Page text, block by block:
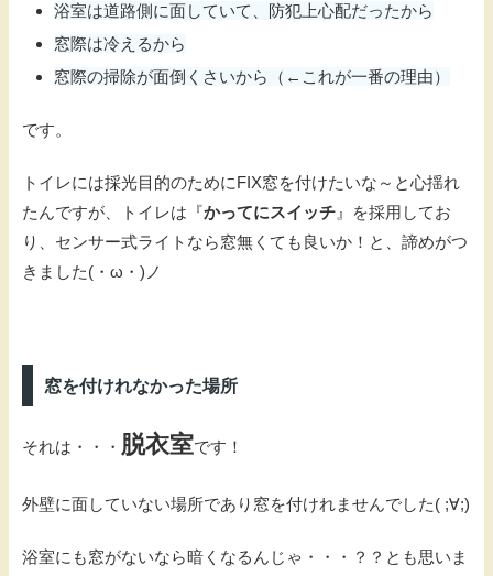
浴室は道路側に面していて、防犯上心配だったから
窓際は冷えるから
窓際の掃除が面倒くさいから（←これが一番の理由）
です。
トイレには採光目的のためにFIX窓を付けたいな～と心揺れ
たんですが、トイレは『かってにスイッチ 』を採用してお
り、センサー式ライトなら窓無くても良いか！と、諦めがつ
きました(・ω・)ノ
窓を付けれなかった場所
それは・・・ 脱衣室です！
外壁に面していない場所であり窓を付けれませんでした( ;∀;)
浴室にも窓がないなら暗くなるんじゃ・・・？？とも思いま